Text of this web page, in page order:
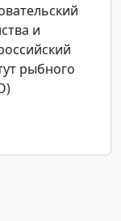
и
рыбного